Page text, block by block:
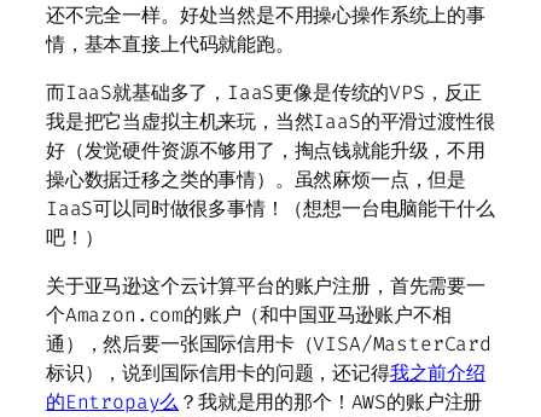
还不完全一样。好处当然是不用操心操作系统上的事
情，基本直接上代码就能跑。
而IaaS就基础多了，IaaS更像是传统的VPS，反正
我是把它当虚拟主机来玩，当然IaaS的平滑过渡性很
好（发觉硬件资源不够用了，掏点钱就能升级，不用
操心数据迁移之类的事情）。虽然麻烦一点，但是
IaaS可以同时做很多事情！（想想一台电脑能干什么
吧！）
关于亚马逊这个云计算平台的账户注册，首先需要一
个Amazon.com的账户（和中国亚马逊账户不相
通），然后要一张国际信用卡（VISA/MasterCard
标识），说到国际信用卡的问题，还记得我之前介绍
的Entropay么 ？我就是用的那个！AWS的账户注册